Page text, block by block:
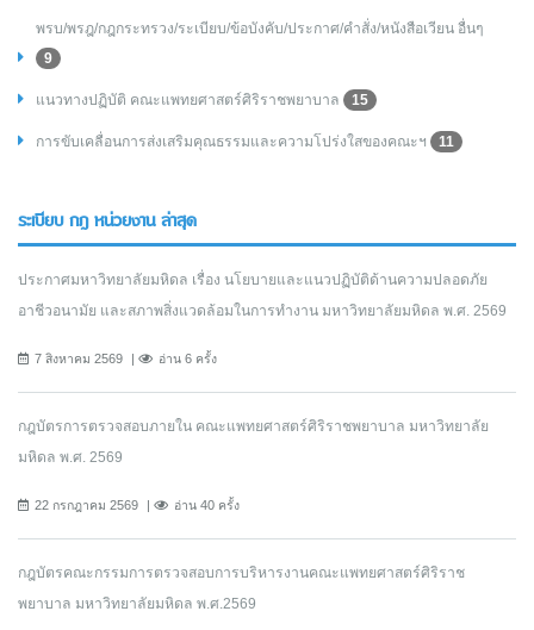
พรบ/พรฎ/กฎกระทรวง/ระเบียบ/ข้อบังคับ/ประกาศ/คำสั่ง/หนังสือเวียน อื่นๆ
9
แนวทางปฏิบัติ คณะแพทยศาสตร์ศิริราชพยาบาล 15
การขับเคลื่อนการส่งเสริมคุณธรรมและความโปร่งใสของคณะฯ 11
ระเบียบ กฎ หน่วยงาน ล่าสุด
ประกาศมหาวิทยาลัยมหิดล เรื่อง นโยบายและแนวปฏิบัติด้านความปลอดภัย
อาชีวอนามัย และสภาพสิ่งแวดล้อมในการทำงาน มหาวิทยาลัยมหิดล พ.ศ. 2569
7 สิงหาคม 2569 อ่าน 6 ครั้ง
กฎบัตรการตรวจสอบภายใน คณะแพทยศาสตร์ศิริราชพยาบาล มหาวิทยาลัย
มหิดล พ.ศ. 2569
22 กรกฎาคม 2569 อ่าน 40 ครั้ง
กฎบัตรคณะกรรมการตรวจสอบการบริหารงานคณะแพทยศาสตร์ศิริราช
พยาบาล มหาวิทยาลัยมหิดล พ.ศ.2569